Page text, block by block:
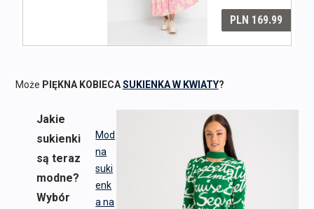
Może PIĘKNA KOBIECASUKIENKA W KWIATY?
Mod
na
suki
enk
a na
Jakie
sukienki
są teraz
modne?
Wybór